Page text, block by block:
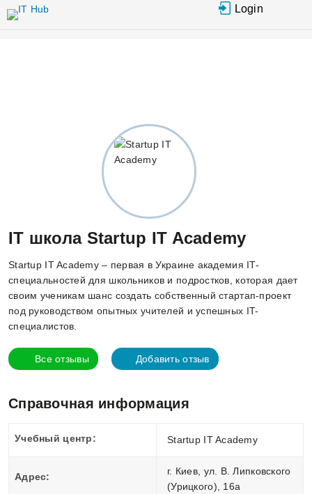
Login
IT школа Startup IT Academy
Startup IT Academy – первая в Украине академия IT-
специальностей для школьников и подростков, которая дает
своим ученикам шанс создать собственный стартап-проект
под руководством опытных учителей и успешных IT-
специалистов.
Все отзывы Добавить отзыв
Справочная информация
Учебный центр: Startup IT Academy
Адрес:
г. Киев, ул. В. Липковского
(Урицкого), 16а